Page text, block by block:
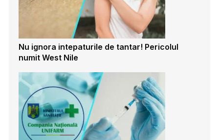
Nu ignora intepaturile de tantar! Pericolul
numit West Nile